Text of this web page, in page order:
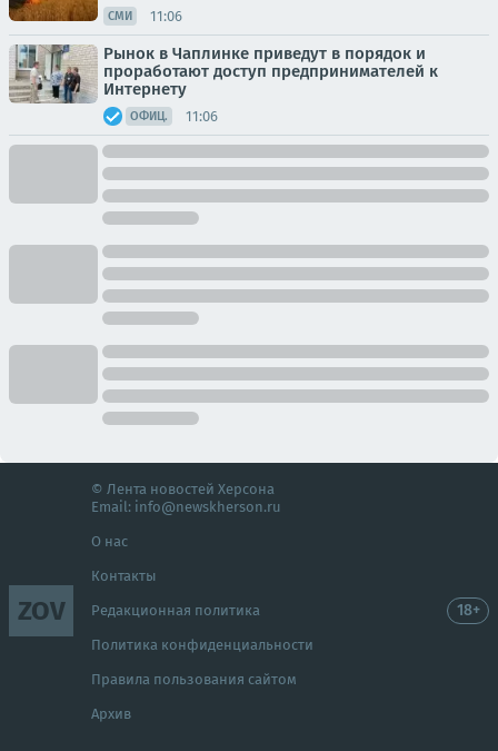
СМИ 11:06
Рынок в Чаплинке приведут в порядок и
проработают доступ предпринимателей к
Интернету
ОФИЦ. 11:06
ZOV
© Лента новостей Херсона
Email: info@newskherson.ru
О нас
Контакты
Редакционная политика
Политика конфиденциальности
Правила пользования сайтом
Архив
18+